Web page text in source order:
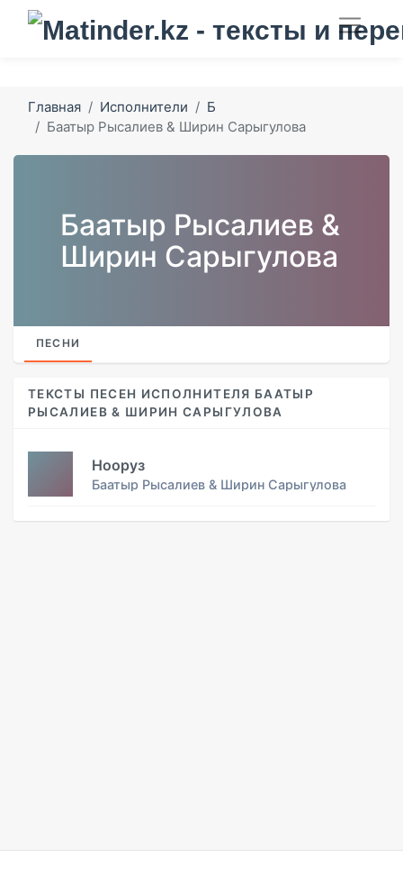
Главная Исполнители
Б
Баатыр Рысалиев & Ширин Сарыгулова
Баатыр Рысалиев &
Ширин Сарыгулова
ПЕСНИ
ТЕКСТЫ ПЕСЕН ИСПОЛНИТЕЛЯ БААТЫР
РЫСАЛИЕВ & ШИРИН САРЫГУЛОВА
Нооруз
Баатыр Рысалиев & Ширин Сарыгулова